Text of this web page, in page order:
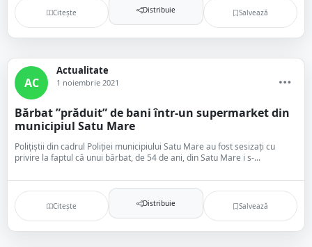
Citește Distribuie Salvează
AC
Actualitate
1 noiembrie 2021
Bărbat ”prăduit” de bani într-un supermarket din
municipiul Satu Mare
Polițiștii din cadrul Poliției municipiului Satu Mare au fost sesizați cu
privire la faptul că unui bărbat, de 54 de ani, din Satu Mare i s-...
Citește Distribuie Salvează